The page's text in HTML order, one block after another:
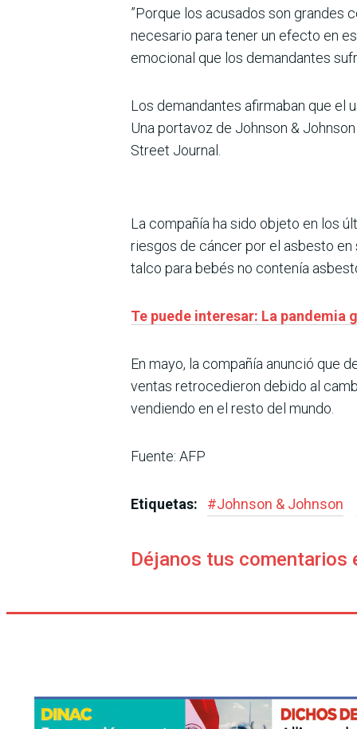
”Porque los acusados son grandes
necesario para tener un efecto en
emocional que los demandantes
Los demandantes afirmaban que el
Una portavoz de Johnson &
Street Journal.
La compañía ha sido objeto en los
riesgos de cáncer por el asbesto en
talco para bebés no contenía
Te puede interesar: La pandemia
En mayo, la compañía anunció que
ventas retrocedieron debido al
vendiendo en el resto del mundo.
Fuente: AFP
Etiquetas: #Johnson & Johnson
Déjanos tus comentarios